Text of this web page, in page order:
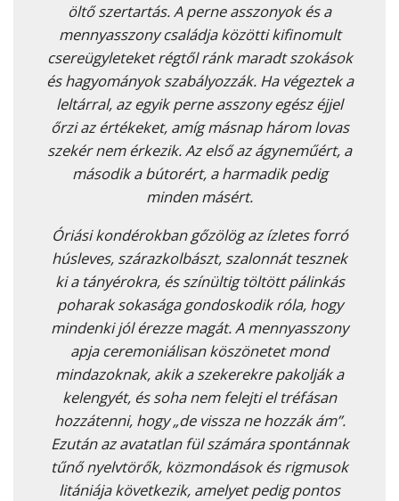
öltő szertartás. A perne asszonyok és a
mennyasszony családja közötti kifinomult
csereügyleteket régtől ránk maradt szokások
és hagyományok szabályozzák. Ha végeztek a
leltárral, az egyik perne asszony egész éjjel
őrzi az értékeket, amíg másnap három lovas
szekér nem érkezik. Az első az ágyneműért, a
második a bútorért, a harmadik pedig
minden másért.
Óriási kondérokban gőzölög az ízletes forró
húsleves, szárazkolbászt, szalonnát tesznek
ki a tányérokra, és színültig töltött pálinkás
poharak sokasága gondoskodik róla, hogy
mindenki jól érezze magát. A mennyasszony
apja ceremoniálisan köszönetet mond
mindazoknak, akik a szekerekre pakolják a
kelengyét, és soha nem felejti el tréfásan
hozzátenni, hogy „de vissza ne hozzák ám”.
Ezután az avatatlan fül számára spontánnak
tűnő nyelvtörők, közmondások és rigmusok
litániája következik, amelyet pedig pontos